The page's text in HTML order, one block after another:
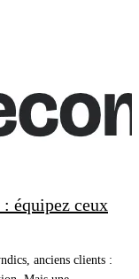
équipez ceux
anciens clients :